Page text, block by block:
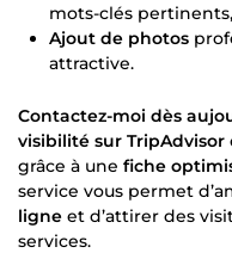
mots-clés
Ajout de photos
attractive.
Contactez-moi dès
visibilité sur TripAdvisor
grâce à une fiche
service vous permet
ligne et d’attirer des
services.